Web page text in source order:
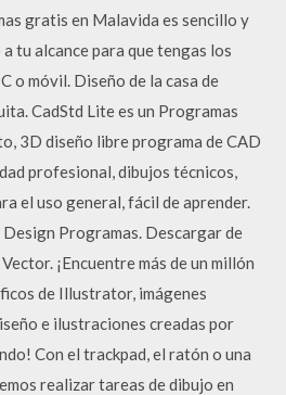
gratis en Malavida es sencillo y
tu alcance para que tengas los
o móvil. Diseño de la casa de
CadStd Lite es un Programas
3D diseño libre programa de CAD
profesional, dibujos técnicos,
el uso general, fácil de aprender.
Programas. Descargar de
¡Encuentre más de un millón
de Illustrator, imágenes
e ilustraciones creadas por
Con el trackpad, el ratón o una
realizar tareas de dibujo en